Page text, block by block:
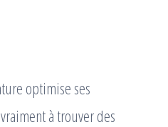
optimise ses
à trouver des